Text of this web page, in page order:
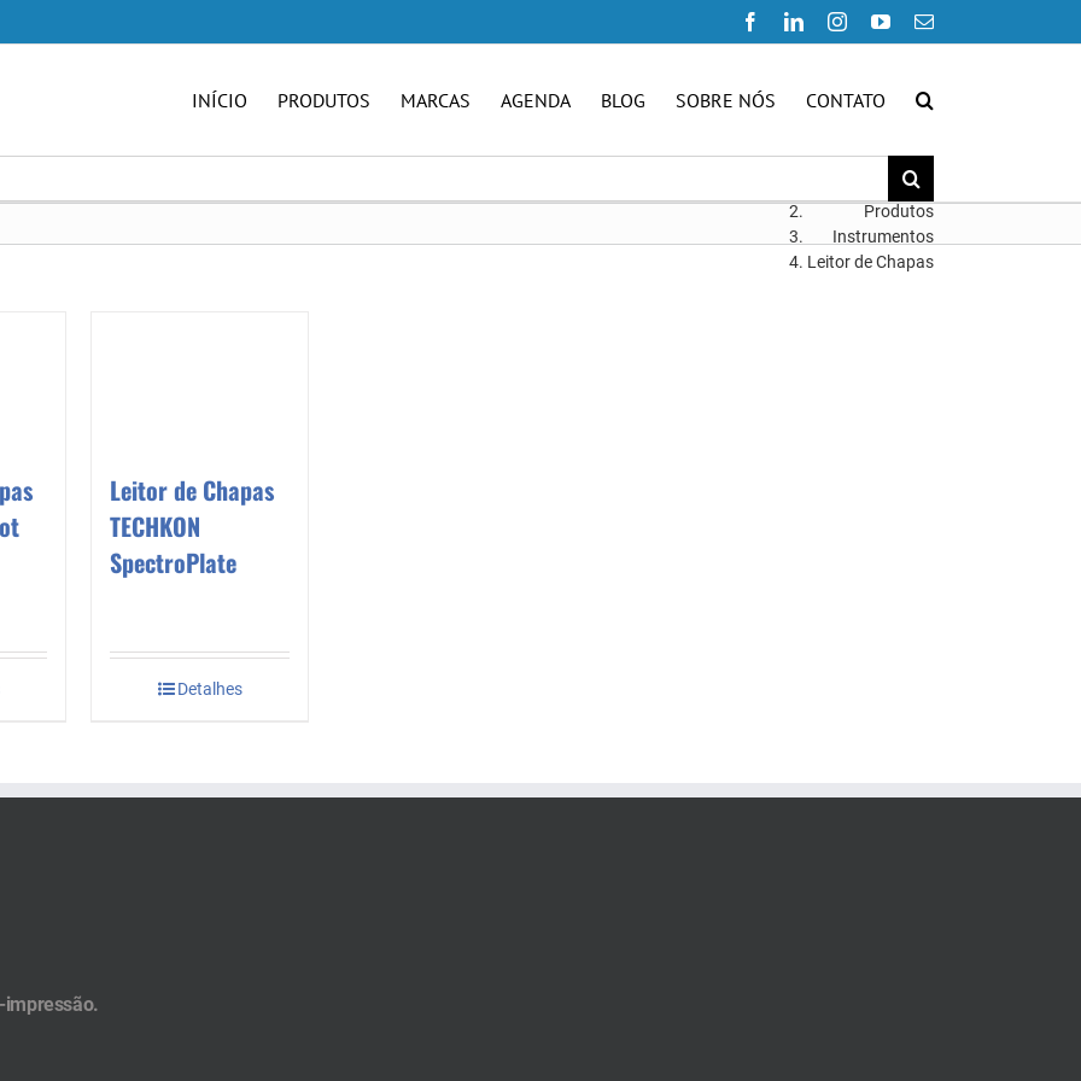
FacebookLinkedInInstagramYouTube
E-
mail
INÍCIO PRODUTOS MARCAS AGENDA BLOG SOBRE NÓS CONTATO
Início
Produtos
Instrumentos
Leitor de Chapas
Leitor de Chapas
TECHKON
SpectroPlate
Detalhes
impressão.